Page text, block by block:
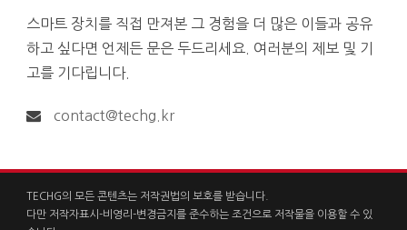
스마트 장치를 직접 만져본 그 경험을 더 많은 이들과 공유
하고 싶다면 언제든 문은 두드리세요. 여러분의 제보 및 기
고를 기다립니다.
contact@techg.kr
TECHG의 모든 콘텐츠는 저작권법의 보호를 받습니다.
다만 저작자표시-비영리-변경금지를 준수하는 조건으로 저작물을 이용할 수 있